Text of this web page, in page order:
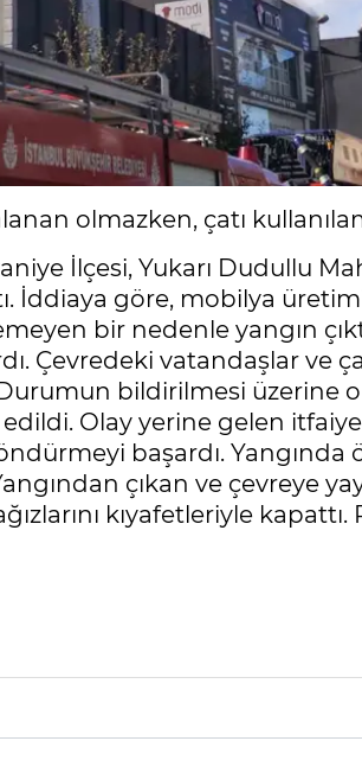
olmazken, çatı
İlçesi, Yukarı Dudullu
İddiaya göre, mobilya
bir nedenle yangın
Çevredeki vatandaşlar ve
bildirilmesi üzerine
Olay yerine gelen itfaiye
başardı.
çıkan ve çevreye
kıyafetleriyle